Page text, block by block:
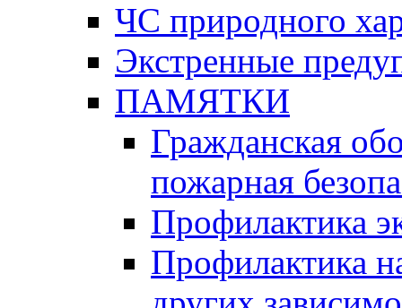
ЧС природного
Экстренные
ПАМЯТКИ
Гражданская
пожарная
Профилактика
Профилактика